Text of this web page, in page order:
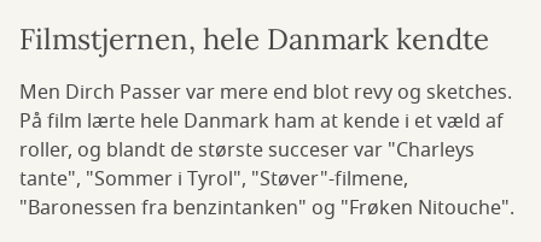
Filmstjernen, hele Danmark kendte
Men Dirch Passer var mere end blot revy og sketches.
På film lærte hele Danmark ham at kende i et væld af
roller, og blandt de største succeser var "Charleys
tante", "Sommer i Tyrol", "Støver"-filmene,
"Baronessen fra benzintanken" og "Frøken Nitouche".